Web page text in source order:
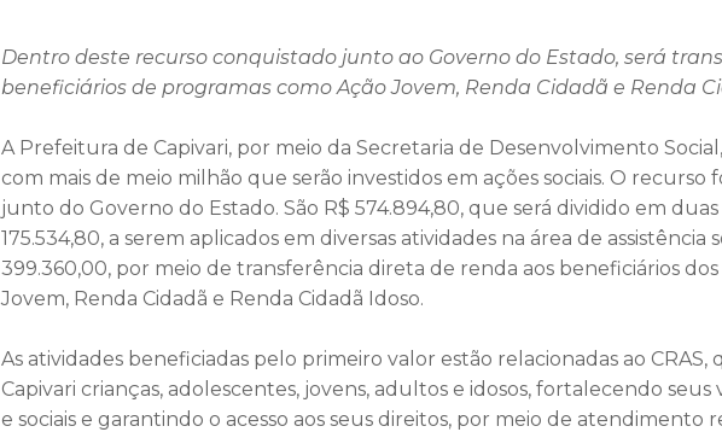
Dentro deste recurso conquistado junto ao Governo do Estado, será
beneficiários de programas como Ação Jovem, Renda Cidadã e Renda
A Prefeitura de Capivari, por meio da Secretaria de Desenvolvimento
com mais de meio milhão que serão investidos em ações sociais. O recurso
junto do Governo do Estado. São R$ 574.894,80, que será dividido em duas
175.534,80, a serem aplicados em diversas atividades na área de assistência
399.360,00, por meio de transferência direta de renda aos beneficiários
Jovem, Renda Cidadã e Renda Cidadã Idoso.
As atividades beneficiadas pelo primeiro valor estão relacionadas ao
Capivari crianças, adolescentes, jovens, adultos e idosos, fortalecendo
e sociais e garantindo o acesso aos seus direitos, por meio de atendimento